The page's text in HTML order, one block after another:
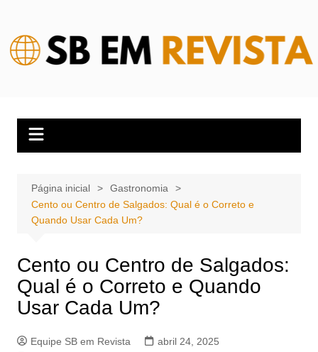
conteúdo
Página inicial
Gastronomia
Cento ou Centro de Salgados: Qual é o Correto e
Quando Usar Cada Um?
Cento ou Centro de Salgados:
Qual é o Correto e Quando
Usar Cada Um?
Equipe SB em Revista
abril 24, 2025